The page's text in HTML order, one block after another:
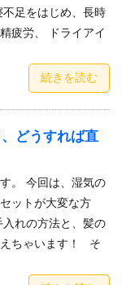
足をはじめ、長時
疲労、 ドライアイ
続きを読む
どうすれば直
。 今回は、湿気の
ットが大変な方
れの方法と、髪の
ちゃいます！ そ